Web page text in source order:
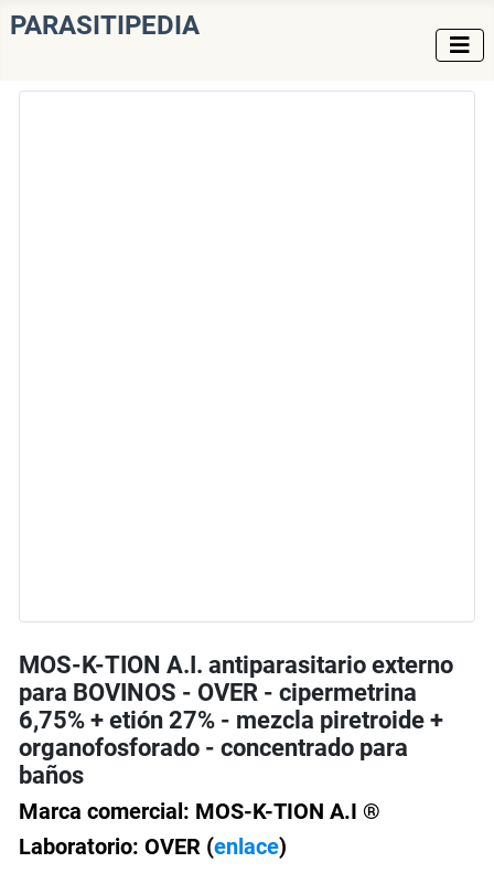
PARASITIPEDIA
MOS-K-TION A.I. antiparasitario externo
para BOVINOS - OVER - cipermetrina
6,75% + etión 27% - mezcla piretroide +
organofosforado - concentrado para
baños
Marca comercial: MOS-K-TION A.I ®
Laboratorio: OVER (enlace)